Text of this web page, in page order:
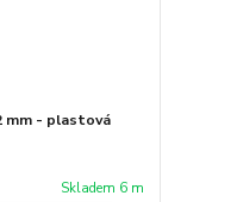
mm - plastová
Skladem 6 m